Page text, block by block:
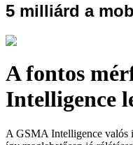
5 milliárd a
A fontos
Intelligence
A GSMA Intelligence valós